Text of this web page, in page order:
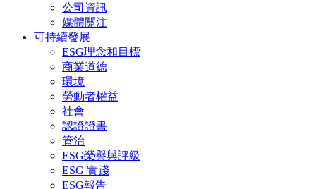
公司資訊
媒體關注
可持續發展
ESG理念和目標
商業道德
環境
勞動者權益
社會
認證證書
管治
ESG榮譽與評級
ESG 實踐
ESG報告